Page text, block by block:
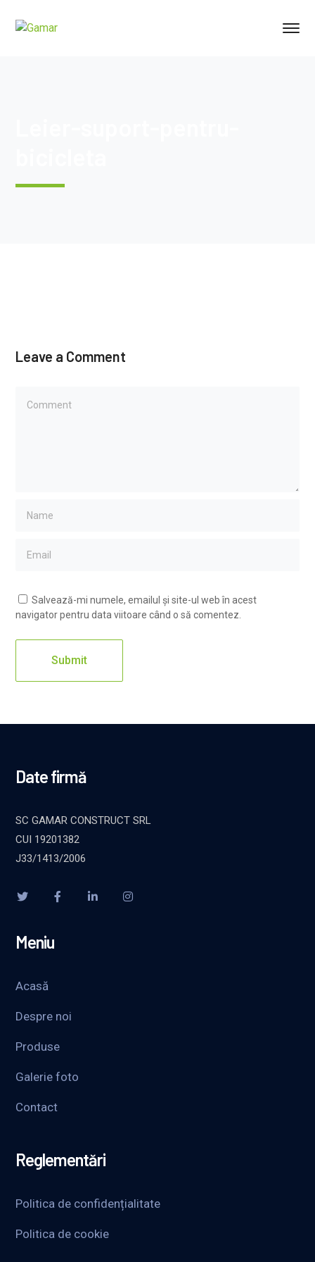
Leave a Comment
Salvează-mi numele, emailul și site-ul web în acest
navigator pentru data viitoare când o să comentez.
Date firmă
SC GAMAR CONSTRUCT SRL
CUI 19201382
J33/1413/2006
Meniu
Acasă
Despre noi
Produse
Galerie foto
Contact
Reglementări
Politica de confidențialitate
Politica de cookie